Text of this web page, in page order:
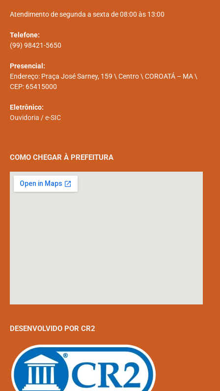
Atendimento de segunda a sexta de 08:00 às 13:00
Telefone:
(99) 98421-5650
Presencial:
Endereço: Praça José Sarney, 159 \ Centro \ COROATÁ – MA \
CEP: 65415000
Eletrônico:
Ouvidoria /e-SIC
COMO CHEGAR À PREFEITURA
DESENVOLVIDO POR CR2